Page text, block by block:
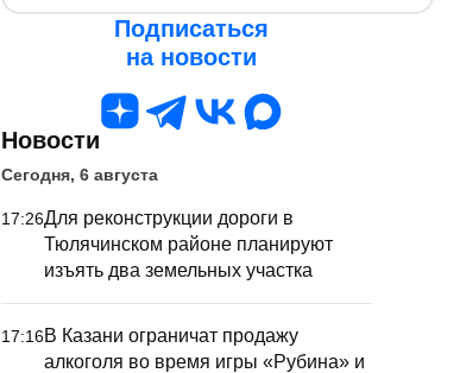
Подписаться
на новости
Новости
Сегодня, 6 августа
17:26Для реконструкции дороги в
Тюлячинском районе планируют
изъять два земельных участка
17:16В Казани ограничат продажу
алкоголя во время игры «Рубина» и